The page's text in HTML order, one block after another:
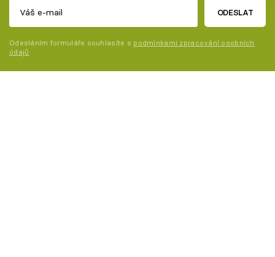
ODESLAT
Odesláním formuláře souhlasíte s podmínkami zpracování osobních
údajů